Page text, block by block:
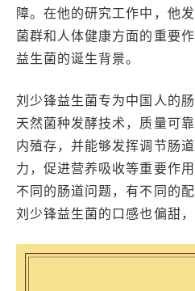
障。在他的研究工作中，他
菌群和人体健康方面的重要
益生菌的诞生背景。
刘少锋益生菌专为中国人的
天然菌种发酵技术，质量可
内殖存，并能够发挥调节肠
力，促进营养吸收等重要作
不同的肠道问题，有不同的
刘少锋益生菌的口感也偏甜，